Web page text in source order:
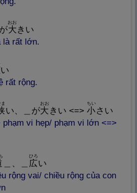
が大
おお
きい
là rất lớn.
い
rất rộng.
い、＿が大
おお
きい <=> 小
ちい
さい
vi hẹp/ phạm vi lớn <=>
＿、＿ 広
ひろ
い
rộng vai/ chiều rộng của con